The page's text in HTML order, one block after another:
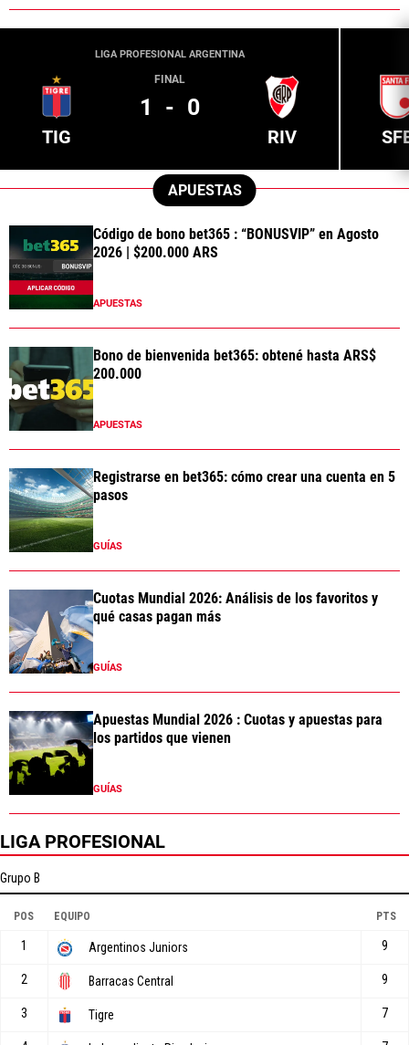
LIGA PROFESIONAL ARGENTINA
TIG
FINAL
1 - 0
RIV
APUESTAS
Código de bono bet365 : “BONUSVIP” en Agosto
2026 | $200.000 ARS
APUESTAS
Bono de bienvenida bet365: obtené hasta ARS$
200.000
APUESTAS
Registrarse en bet365: cómo crear una cuenta en 5
pasos
GUÍAS
Cuotas Mundial 2026: Análisis de los favoritos y
qué casas pagan más
GUÍAS
Apuestas Mundial 2026 : Cuotas y apuestas para
los partidos que vienen
GUÍAS
LIGA PROFESIONAL